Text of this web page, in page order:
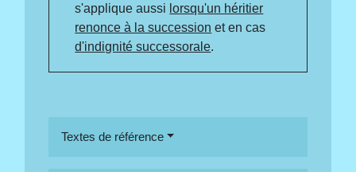
s'applique aussi lorsqu'un héritier
renonce à la succession et en cas
d'indignité successorale.
Textes de référence